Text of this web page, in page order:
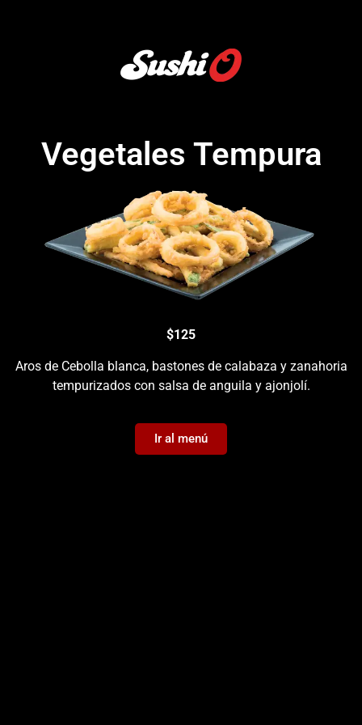
Vegetales Tempura
$125
Aros de Cebolla blanca, bastones de calabaza y zanahoria
tempurizados con salsa de anguila y ajonjolí.
Ir al menú